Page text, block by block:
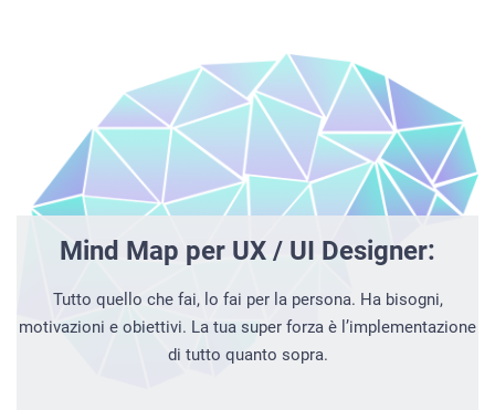
Mind Map per UX / UI Designer:
Tutto quello che fai, lo fai per la persona. Ha bisogni,
motivazioni e obiettivi. La tua super forza è l’implementazione
di tutto quanto sopra.